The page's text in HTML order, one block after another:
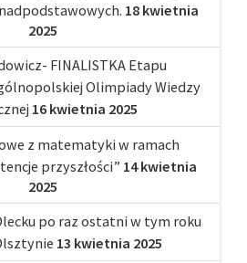
18 kwietnia
2025
FINALISTKA Etapu
Olimpiady Wiedzy
16 kwietnia 2025
z matematyki w ramach
przyszłości” 14 kwietnia
2025
po raz ostatni w tym roku
13 kwietnia 2025